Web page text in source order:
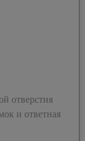
отверстия
и ответная